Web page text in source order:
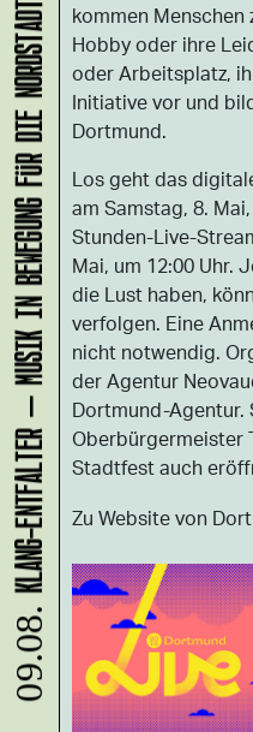
kommen Menschen
Hobby oder ihre
oder Arbeitsplatz,
Initiative vor und
Dortmund.
Los geht das
am Samstag, 8.
Stunden-Live-
Mai, um 12:00 Uhr.
die Lust haben,
verfolgen. Eine
nicht notwendig.
der Agentur
Dortmund-Agentur.
Oberbürgermeister
Stadtfest auch
Zu Website von
09.08.
KLANG-ENTFALTER – MUSIK IN BEWEGUNG FÜR DIE NORDSTADT